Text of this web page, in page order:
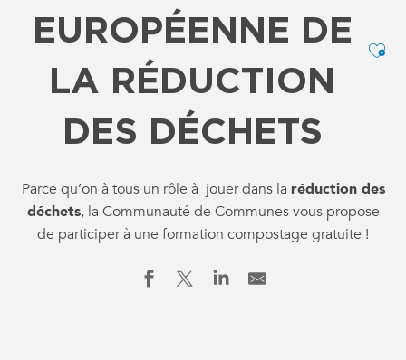
EUROPÉENNE DE
LA RÉDUCTION
DES DÉCHETS
Parce qu’on à tous un rôle à jouer dans la réduction des
déchets, la Communauté de Communes vous propose
de participer à une formation compostage gratuite !